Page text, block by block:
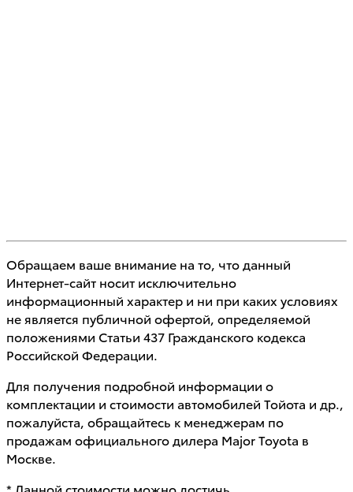
Обращаем ваше внимание на то, что данный
Интернет-сайт носит исключительно
информационный характер и ни при каких условиях
не является публичной офертой, определяемой
положениями Статьи 437 Гражданского кодекса
Российской Федерации.
Для получения подробной информации о
комплектации и стоимости автомобилей Тойота и др.,
пожалуйста, обращайтесь к менеджерам по
продажам официального дилера Major Toyota в
Москве.